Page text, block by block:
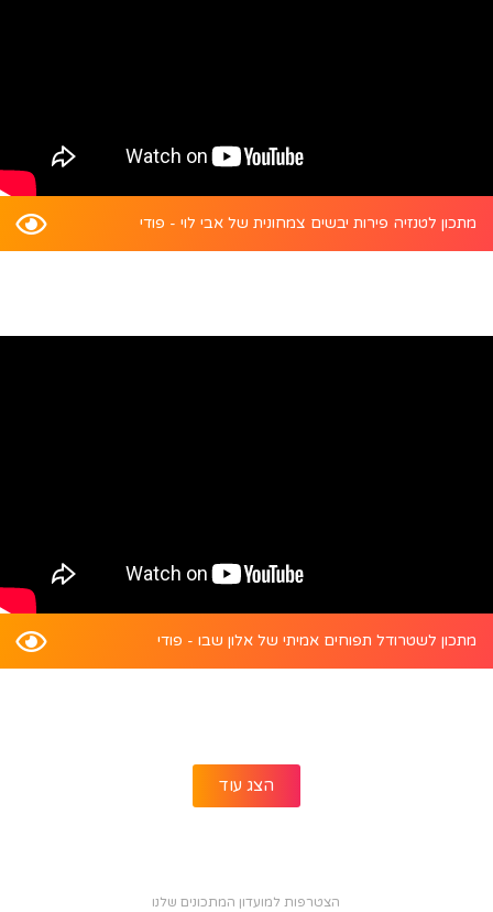
מתכון לטנזיה פירות יבשים צמחונית של אבי לוי - פודי
מתכון לשטרודל תפוחים אמיתי של אלון שבו - פודי
הצג עוד
הצטרפות למועדון המתכונים שלנו